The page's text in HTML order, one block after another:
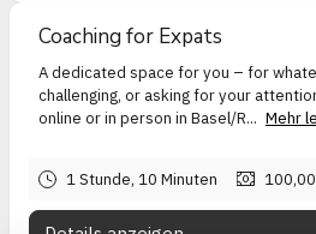
Coaching for Expats
A dedicated space for you – for
challenging, or asking for your
online or in person in Basel/R... Mehr
1 Stunde, 10 Minuten